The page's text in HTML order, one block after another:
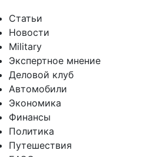
Статьи
Новости
Military
Экспертное мнение
Деловой клуб
Автомобили
Экономика
Финансы
Политика
Путешествия